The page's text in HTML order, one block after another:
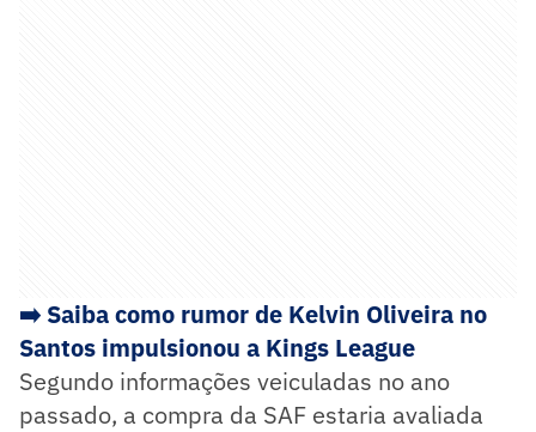
➡️ Saiba como rumor de Kelvin Oliveira no
Santos impulsionou a Kings League
Segundo informações veiculadas no ano
passado, a compra da SAF estaria avaliada